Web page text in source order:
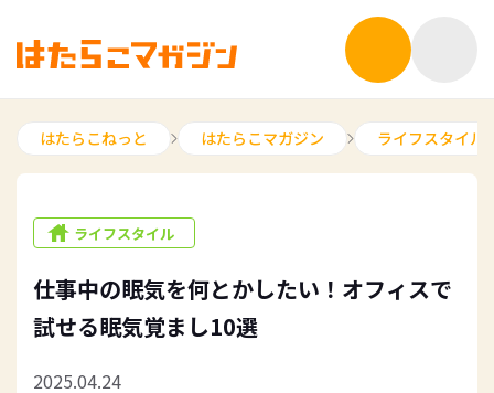
はたらこねっと はたらこマガジン ライフスタイル
ライフスタイル
仕事中の眠気を何とかしたい！オフィスで
試せる眠気覚まし10選
2025.04.24